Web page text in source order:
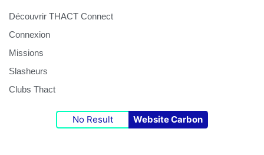
Découvrir THACT Connect
Connexion
Missions
Slasheurs
Clubs Thact
No Result Website Carbon